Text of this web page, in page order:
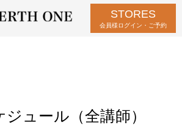
STORES
会員様ログイン・ご予約
ジュール（全講師）